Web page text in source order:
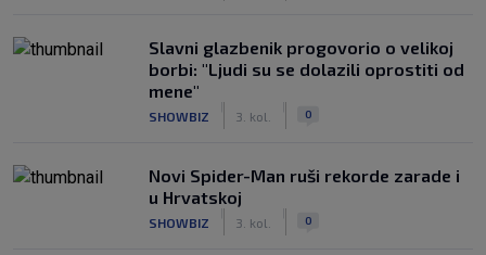
Slavni glazbenik progovorio o velikoj
borbi: "Ljudi su se dolazili oprostiti od
mene"
SHOWBIZ 3. kol. 0
Novi Spider-Man ruši rekorde zarade i
u Hrvatskoj
SHOWBIZ 3. kol. 0